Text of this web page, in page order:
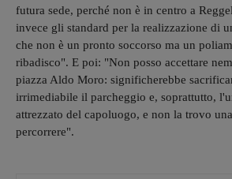
futura sede, perché non è in centro a
invece gli standard per la realizzazione di
che non è un pronto soccorso ma un
ribadisco". E poi: "Non posso accettare
piazza Aldo Moro: significherebbe
irrimediabile il parcheggio e, soprattutto,
attrezzato del capoluogo, e non la trovo
percorrere".